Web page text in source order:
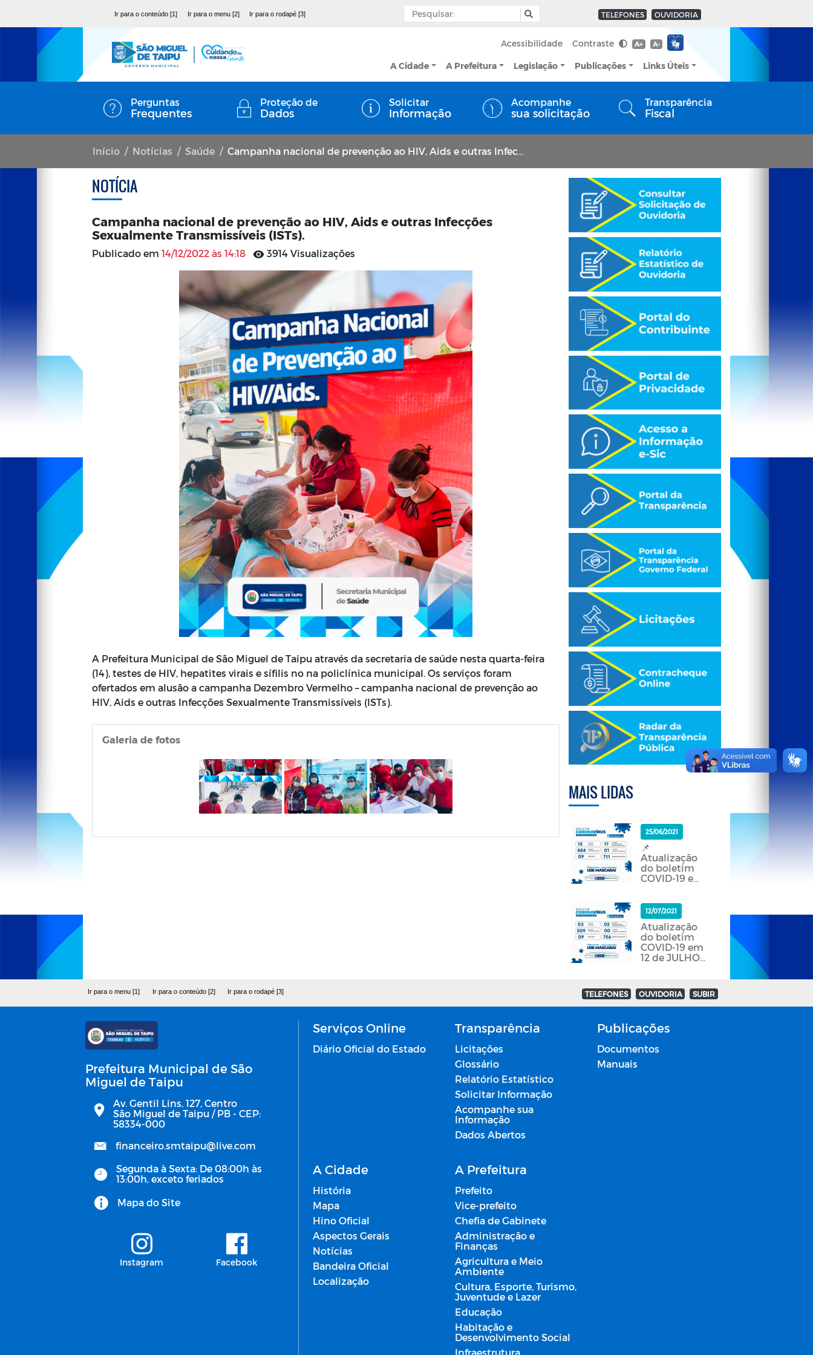
Ir para o conteúdo [1] Ir para o menu [2] Ir para o rodapé [3] TELEFONES OUVIDORIA
Acessibilidade Contraste A+ A-
A Cidade A Prefeitura Legislação Publicações Links Úteis
Perguntas
Frequentes
Proteção de
Dados
Solicitar
Informação
Acompanhe
sua solicitação
Transparência
Fiscal
Início Notícias Saúde Campanha nacional de prevenção ao HIV, Aids e outras Infecções Sexualmente Transmissíveis (ISTs).
NOTÍCIA
Campanha nacional de prevenção ao HIV, Aids e outras Infecções
Sexualmente Transmissíveis (ISTs).
Publicado em 14/12/2022 às 14:18 3914 Visualizações
A Prefeitura Municipal de São Miguel de Taipu através da secretaria de saúde nesta quarta-feira
(14), testes de HIV, hepatites virais e sífilis no na policlínica municipal. Os serviços foram
ofertados em alusão a campanha Dezembro Vermelho – campanha nacional de prevenção ao
HIV, Aids e outras Infecções Sexualmente Transmissíveis (ISTs).
Galeria de fotos
MAIS LIDAS
25/06/2021
📌
Atualização
do boletim
COVID-19 em
12/07/2021
Atualização
do boletim
COVID-19 em
12 de JULHO
Ir para o menu [1] Ir para o conteúdo [2] Ir para o rodapé [3] TELEFONES OUVIDORIA SUBIR
Prefeitura Municipal de São
Miguel de Taipu
Av. Gentil Lins, 127, Centro
São Miguel de Taipu / PB - CEP:
58334-000
financeiro.smtaipu@live.com
Segunda à Sexta: De 08:00h às
13:00h, exceto feriados
Mapa do Site
Instagram Facebook
Serviços Online
Diário Oficial do Estado
Transparência
Licitações
Glossário
Relatório Estatístico
Solicitar Informação
Acompanhe sua
Informação
Dados Abertos
Publicações
Documentos
Manuais
A Cidade
História
Mapa
Hino Oficial
Aspectos Gerais
Notícias
Bandeira Oficial
Localização
A Prefeitura
Prefeito
Vice-prefeito
Chefia de Gabinete
Administração e
Finanças
Agricultura e Meio
Ambiente
Cultura, Esporte, Turismo,
Juventude e Lazer
Educação
Habitação e
Desenvolvimento Social
Infraestrutura